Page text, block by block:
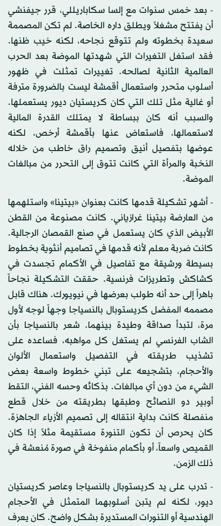
- بعد خمس سنوات مع إلسا سكاباريللي، قرر جيفنشي
أن يفتتح مشغلاً ويطلق داره الخاصة. لم تكن المصممة
سعيدة بخطوته ولم تتوقع نجاحه، لكنه خيب ظنها.
فقد استغل التغيرات التي شهدتها الموضة بعد الحرب
العالمية الثانية لصالحه. تغييرات تمثلت في ظهور
أسلوب متحرر واستعمال أقمشة ليست بالضرورة مترفة
أو غالية مثل تلك التي كان كريستيان ديور يستعملها.
والسبب أنه كان ببساطة لا يمتلك القدرة المالية
لاستعمالها، فاستعاض عنها بأقمشة أرخص، لكنه
عوضها بتفصيل أنيق وتصميم راق خاطب من خلاله
النخبة والمرأة التي كانت تتوق إلى التحرر من مبالغات
الموضة.
- أشهر تشكيلة قدمها كانت بعنوان «بيتينا» واستلهمها
من العارضة بيتينا غرازياني. كانت مصنوعة من القطن
الأبيض الذي كان يستعمل في صنع القمصان الرجالية.
كانت ضربة معلم لأنه قدمها في تصاميم أنثوية بخطوط
بسيطة ورشيقة مع تفاصيل في الأكمام تجسدت في
كشاكش وتطريزات فرنسية. حققت التشكيلة نجاحاً
باهراً إلى حد أنه طولب بعرضها في نيويورك. هناك قابل
مصممه المفضل كريستوبال بالنسياجا وجهاً لوجه لأول
مرة، لتبدأ صداقة وطيدة بينهما. شعر بالنسياجا بأن
الشاب الفرنسي لم يستغل كل مواهبه، فساعده على
تشذيب طريقته في التفصيل واستعمال الألوان
والأحجام، بتشجيعه على تبني خطوط واسعة بعض
الشيء من دون أي مبالغات. بذكائه وحسه الفني، التقط
أوبير دو النصائح وطبقها بطريقته من خلال قطع
منفصلة كانت بداية انتقاله إلى تصميم الأزياء الجاهزة.
كان يحرص أن تكون التنورة مستقيمة مثلاً إذا كان
القميص واسعاً، أو بأكمام منفوخة في صورة مُنعشة في
ذلك الزمن.
- تدرب على يد كريستوبال بالنسياجا وعاصر كريستيان
ديور، لكنه لم يتبن أسلوبهما المتمثل في الأحجام
الهندسية أو التنورات المستديرة بشكل واضح. كان يعرف